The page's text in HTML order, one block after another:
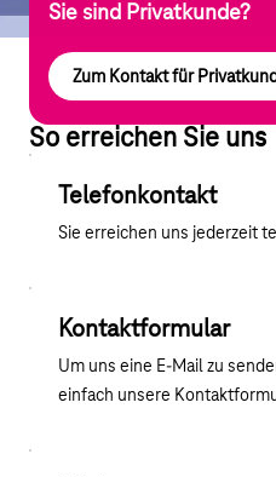
Sie sind Privatkunde?
Zum Kontakt für
So erreichen Sie uns
Telefonkontakt
Sie erreichen uns jederzeit
Kontaktformular
Um uns eine E-Mail zu
einfach unsere